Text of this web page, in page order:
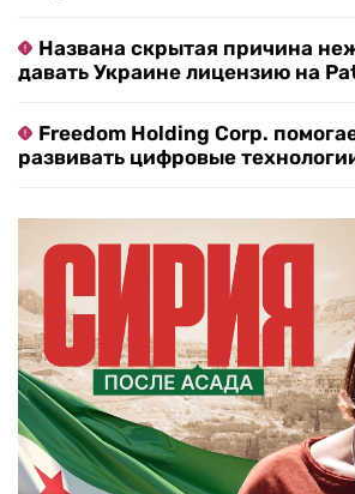
Названа скрытая причина
давать Украине лицензию на
Freedom Holding Corp.
развивать цифровые